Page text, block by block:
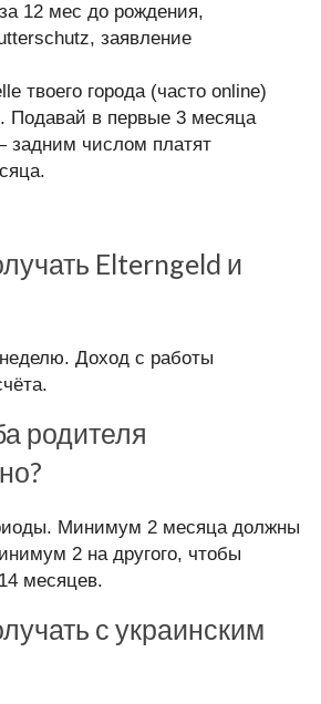
12 мес до рождения,
заявление
твоего города (часто online)
Подавай в первые 3 месяца
задним числом платят
Elterngeld и
Доход с работы
родителя
Минимум 2 месяца должны
2 на другого, чтобы
месяцев.
с украинским